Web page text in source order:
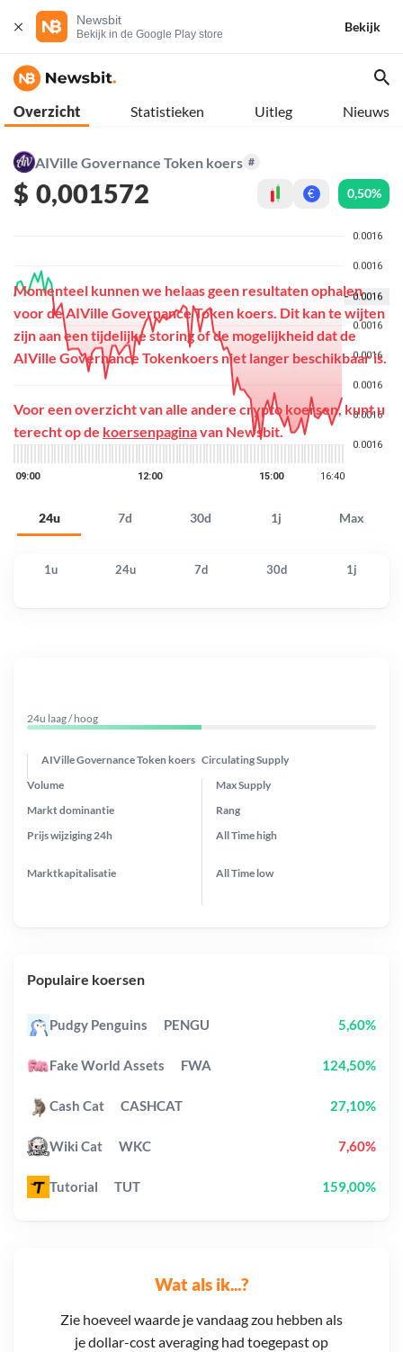
Newsbit
Bekijk in de Google Play store
Bekijk
Overzicht Statistieken Uitleg Nieuws
AIVille Governance Token koers #
$ 0,001572 € 0,50%
24u 7d 30d 1j Max
Momenteel kunnen we helaas geen resultaten ophalen
voor de AIVille Governance Token koers. Dit kan te wijten
zijn aan een tijdelijke storing of de mogelijkheid dat de
AIVille Governance Tokenkoers niet langer beschikbaar is.
Voor een overzicht van alle andere crypto koersen, kunt u
terecht op de koersenpaginavan Newsbit.
1u 24u 7d 30d 1j
Wat als ik...?
Zie hoeveel waarde je vandaag zou hebben als
je dollar-cost averaging had toegepast op
24u laag / hoog
AIVille Governance Token koers Circulating Supply
Prijs wijziging 24h
Max Supply
Markt dominantie
Marktkapitalisatie
Volume
Rang
All Timehigh
All Time low
Populaire koersen
Pudgy Penguins PENGU 5,60%
Fake World Assets FWA 124,50%
Cash Cat CASHCAT 27,10%
Wiki Cat WKC 7,60%
Tutorial TUT 159,00%